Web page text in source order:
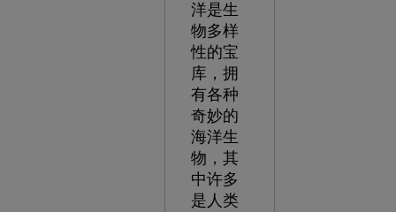
洋是生
物多样
性的宝
库，拥
有各种
奇妙的
海洋生
物，其
中许多
是人类